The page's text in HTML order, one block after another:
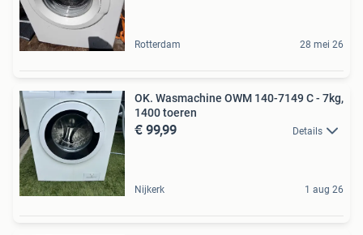
Rotterdam 28 mei 26
OK. Wasmachine OWM 140-7149 C - 7kg,
1400 toeren
€ 99,99 Details
Nijkerk 1 aug 26